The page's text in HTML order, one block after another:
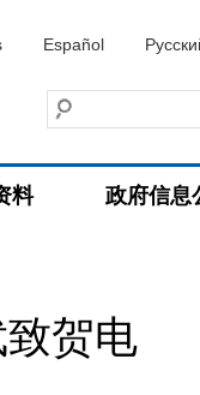
Español
料 政府信息
贺电